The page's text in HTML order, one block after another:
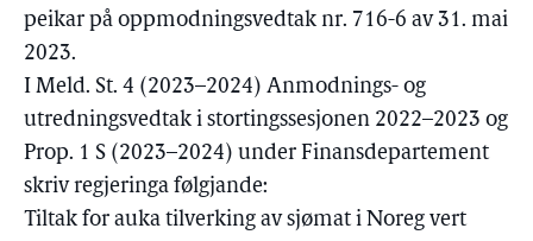
peikar på oppmodningsvedtak nr. 716-6 av 31. mai
2023.
I Meld. St. 4 (2023–2024) Anmodnings- og
utredningsvedtak i stortingssesjonen 2022–2023 og
Prop. 1 S (2023–2024) under Finansdepartement
skriv regjeringa følgjande:
Tiltak for auka tilverking av sjømat i Noreg vert